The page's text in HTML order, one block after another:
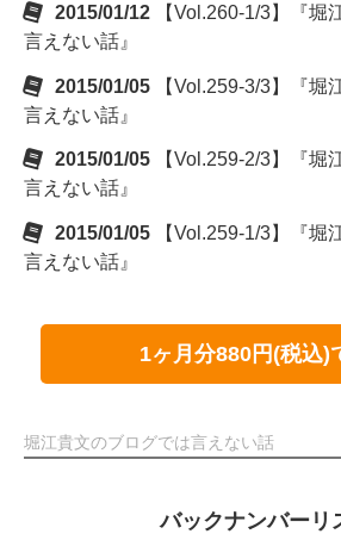
2015/01/12
【Vol.260-1/3】『堀
言えない話』
2015/01/05
【Vol.259-3/3】『堀
言えない話』
2015/01/05
【Vol.259-2/3】『堀
言えない話』
2015/01/05
【Vol.259-1/3】『堀
言えない話』
1ヶ月分880円(税込)
堀江貴文のブログでは言えない話
バックナンバーリ